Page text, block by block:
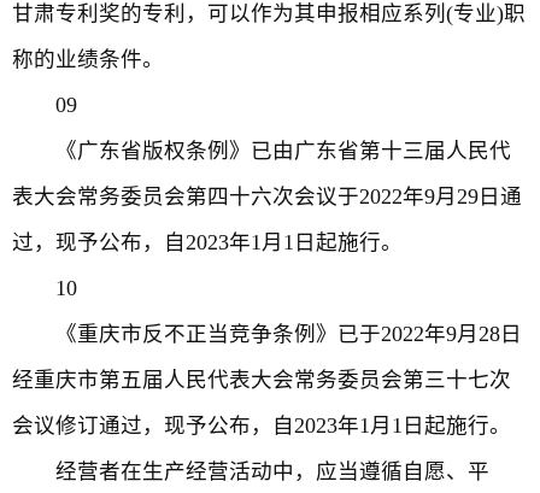
甘肃专利奖的专利，可以作为其申报相应系列(专业)职
称的业绩条件。
09
《广东省版权条例》已由广东省第十三届人民代
表大会常务委员会第四十六次会议于2022年9月29日通
过，现予公布，自2023年1月1日起施行。
10
《重庆市反不正当竞争条例》已于2022年9月28日
经重庆市第五届人民代表大会常务委员会第三十七次
会议修订通过，现予公布，自2023年1月1日起施行。
经营者在生产经营活动中，应当遵循自愿、平